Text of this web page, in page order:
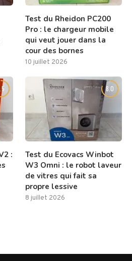
Test du Rheidon PC200
Pro : le chargeur mobile
qui veut jouer dans la
cour des bornes
10 juillet 2026
:
8.0
Test du Ecovacs Winbot
W3 Omni : le robot laveur
de vitres qui fait sa
propre lessive
8 juillet 2026